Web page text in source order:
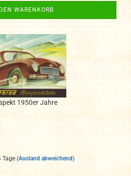
WARENKORB
1950er Jahre
Tage (Ausland abweichend)